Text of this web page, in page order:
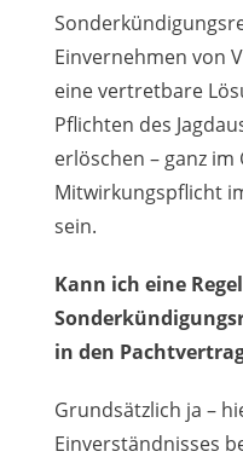
Einvernehmen von
eine vertretbare
Pflichten des
erlöschen – ganz
Mitwirkungspflicht
sein.
Kann ich eine
in den
Grundsätzlich ja –
Einverständnisses